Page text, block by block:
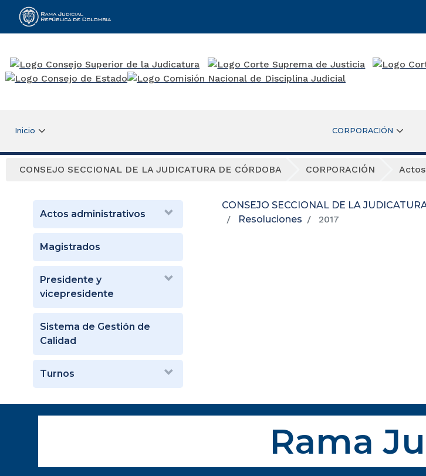
Rama Judicial
Inicio CORPORACIÓN
CONSEJO SECCIONAL DE LA JUDICATURA DE CÓRDOBA CORPORACIÓN
Actos administrativos
Magistrados
Presidente y
vicepresidente
Sistema de Gestión de
Calidad
Turnos
CONSEJO SECCIONAL DE LA
Resoluciones
2017
Rama